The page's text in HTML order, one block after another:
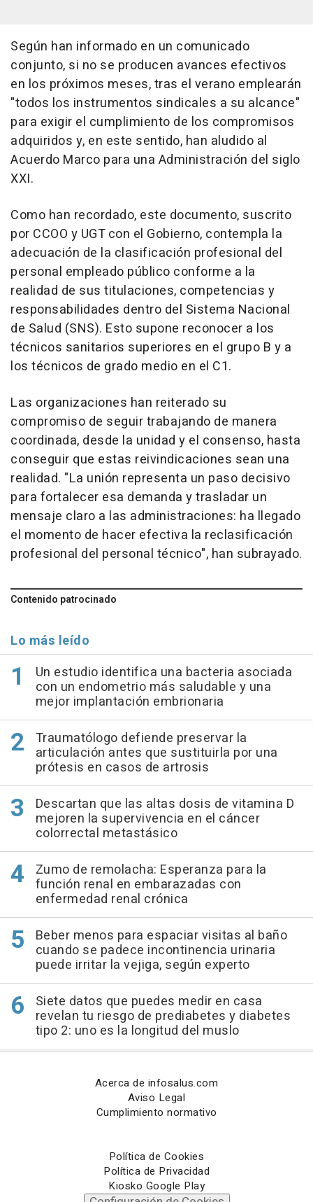
Según han informado en un comunicado
conjunto, si no se producen avances efectivos
en los próximos meses, tras el verano emplearán
"todos los instrumentos sindicales a su alcance"
para exigir el cumplimiento de los compromisos
adquiridos y, en este sentido, han aludido al
Acuerdo Marco para una Administración del siglo
XXI.
Como han recordado, este documento, suscrito
por CCOO y UGT con el Gobierno, contempla la
adecuación de la clasificación profesional del
personal empleado público conforme a la
realidad de sus titulaciones, competencias y
responsabilidades dentro del Sistema Nacional
de Salud (SNS). Esto supone reconocer a los
técnicos sanitarios superiores en el grupo B y a
los técnicos de grado medio en el C1.
Las organizaciones han reiterado su
compromiso de seguir trabajando de manera
coordinada, desde la unidad y el consenso, hasta
conseguir que estas reivindicaciones sean una
realidad. "La unión representa un paso decisivo
para fortalecer esa demanda y trasladar un
mensaje claro a las administraciones: ha llegado
el momento de hacer efectiva la reclasificación
profesional del personal técnico", han subrayado.
Contenido patrocinado
Lo más leído
Un estudio identifica una bacteria asociada
con un endometrio más saludable y una
mejor implantación embrionaria
Traumatólogo defiende preservar la
articulación antes que sustituirla por una
prótesis en casos de artrosis
Descartan que las altas dosis de vitamina D
mejoren la supervivencia en el cáncer
colorrectal metastásico
Zumo de remolacha: Esperanza para la
función renal en embarazadas con
enfermedad renal crónica
Beber menos para espaciar visitas al baño
cuando se padece incontinencia urinaria
puede irritar la vejiga, según experto
Siete datos que puedes medir en casa
revelan tu riesgo de prediabetes y diabetes
tipo 2: uno es la longitud del muslo
Acerca de infosalus.com
Aviso Legal
Cumplimiento normativo
Política de Cookies
Política de Privacidad
Kiosko Google Play